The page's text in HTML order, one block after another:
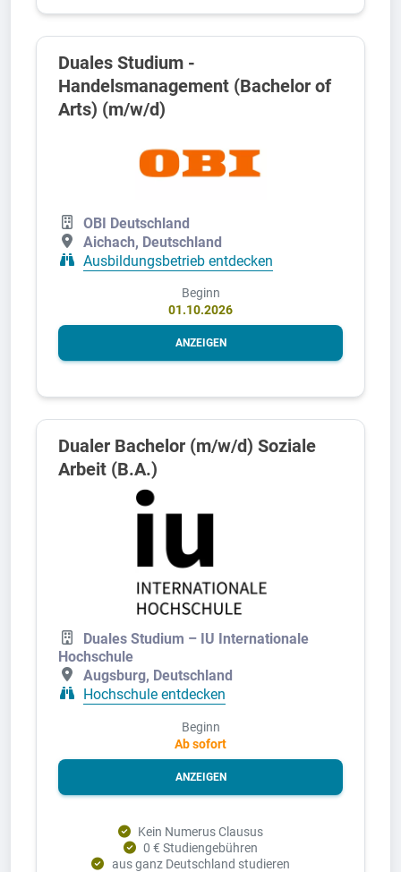
Duales Studium -
Handelsmanagement (Bachelor of
Arts) (m/w/d)
OBI Deutschland
Aichach, Deutschland
Ausbildungsbetrieb entdecken
Beginn
01.10.2026
ANZEIGEN
Dualer Bachelor (m/w/d) Soziale
Arbeit (B.A.)
Duales Studium – IU Internationale
Hochschule
Augsburg, Deutschland
Hochschule entdecken
Beginn
Ab sofort
ANZEIGEN
Kein Numerus Clausus
0 € Studiengebühren
aus ganz Deutschland studieren